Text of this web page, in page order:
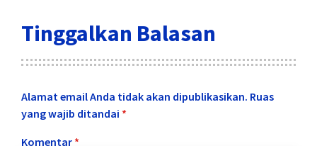
Tinggalkan Balasan
Alamat email Anda tidak akan dipublikasikan. Ruas
yang wajib ditandai *
Komentar *